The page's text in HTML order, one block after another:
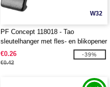
W32
PF Concept 118018 - Tao
sleutelhanger met fles- en blikopener
€0.26
€0.42
-39%